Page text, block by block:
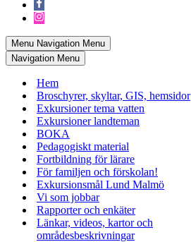
Menu Navigation Menu
Navigation Menu
Hem
Broschyrer, skyltar, GIS, hemsidor
Exkursioner tema vatten
Exkursioner landteman
BOKA
Pedagogiskt material
Fortbildning för lärare
För familjen och förskolan!
Exkursionsmål Lund Malmö
Vi som jobbar
Rapporter och enkäter
Länkar, videos, kartor och
områdesbeskrivningar